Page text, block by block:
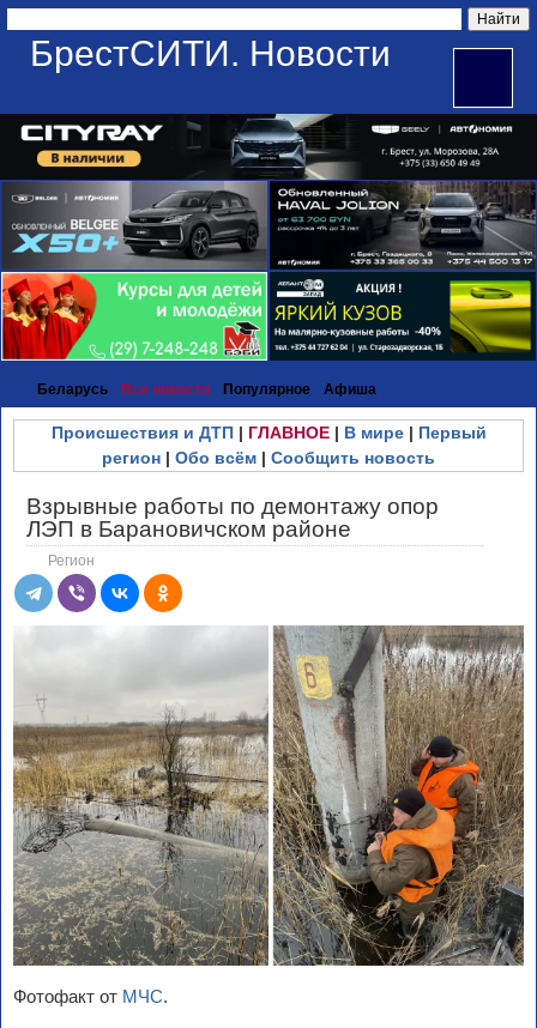
БрестСИТИ. Новости
Беларусь Все новости Популярное Афиша
Происшествия и ДТП| ГЛАВНОЕ| В мире| Первый
регион | Обо всём | Сообщить новость
Взрывные работы по демонтажу опор
ЛЭП в Барановичском районе
Регион
Фотофакт от МЧС.